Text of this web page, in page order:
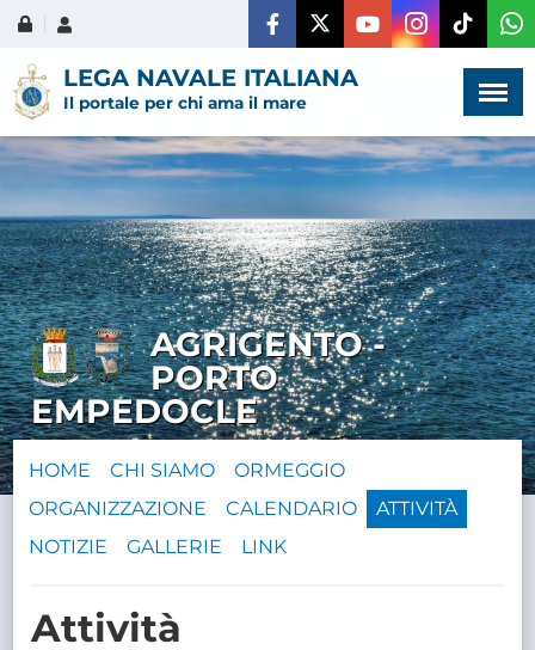
LEGA NAVALE ITALIANA
Il portale per chi ama il mare
AGRIGENTO -
PORTO
EMPEDOCLE
HOME CHI SIAMO
ORMEGGIO
ORGANIZZAZIONE
CALENDARIO
ATTIVITÀ
NOTIZIE
GALLERIE LINK
Attività
Menù ×
HOME
CHI SIAMO
LA VITA
DELL'ASSOCIAZIONE
COMUNICAZIONE,
PROGETTI ED EDITORIA
AMMINISTRAZIONE
TRASPARENTE